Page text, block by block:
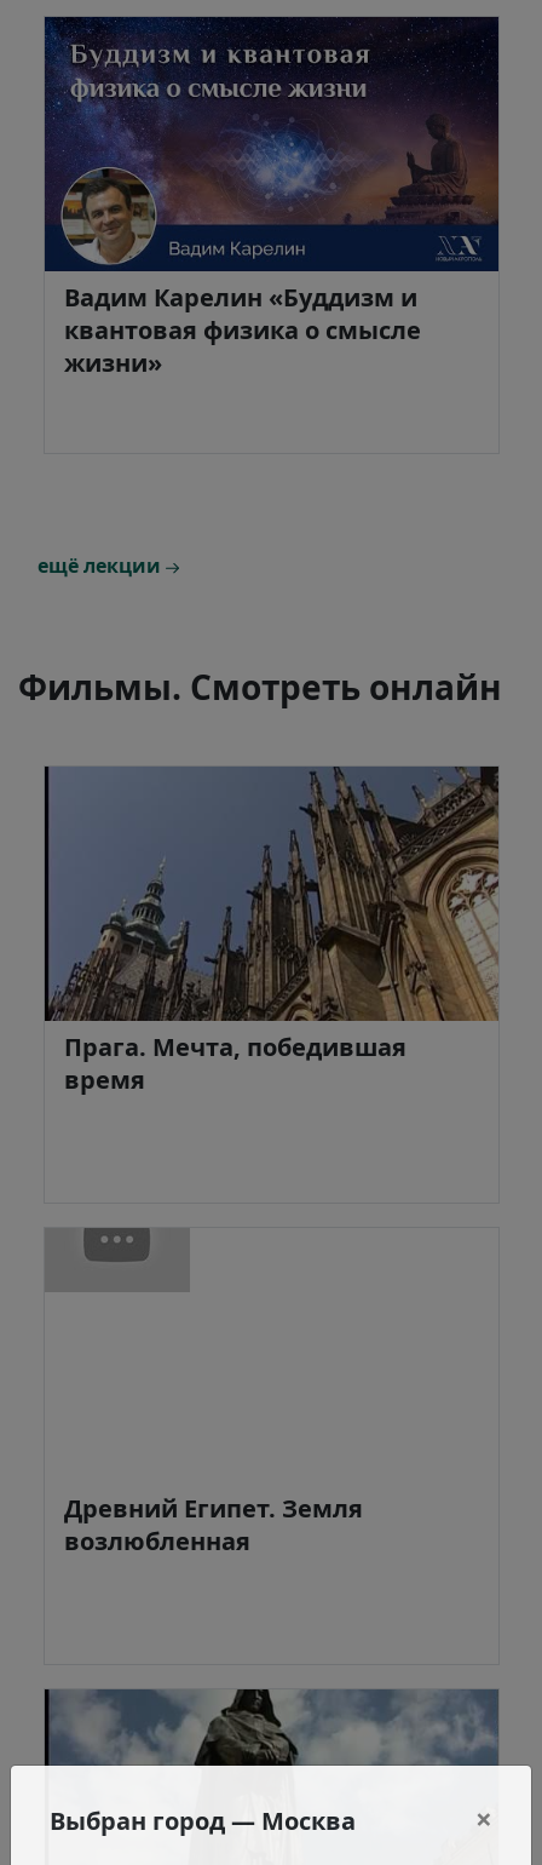
Выбран город — Москва ×
Вадим Карелин «Буддизм и
квантовая физика о смысле
жизни»
ещё лекции
Фильмы. Смотреть онлайн
Прага. Мечта, победившая
время
Древний Египет. Земля
возлюбленная